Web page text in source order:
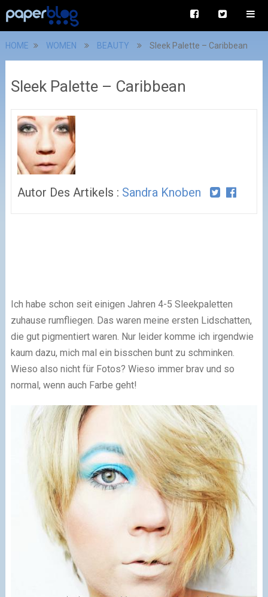
HOME WOMEN BEAUTY Sleek Palette – Caribbean
Sleek Palette – Caribbean
Autor Des Artikels : Sandra Knoben
Ich habe schon seit einigen Jahren 4-5 Sleekpaletten
zuhause rumfliegen. Das waren meine ersten Lidschatten,
die gut pigmentiert waren. Nur leider komme ich irgendwie
kaum dazu, mich mal ein bisschen bunt zu schminken.
Wieso also nicht für Fotos? Wieso immer brav und so
normal, wenn auch Farbe geht!